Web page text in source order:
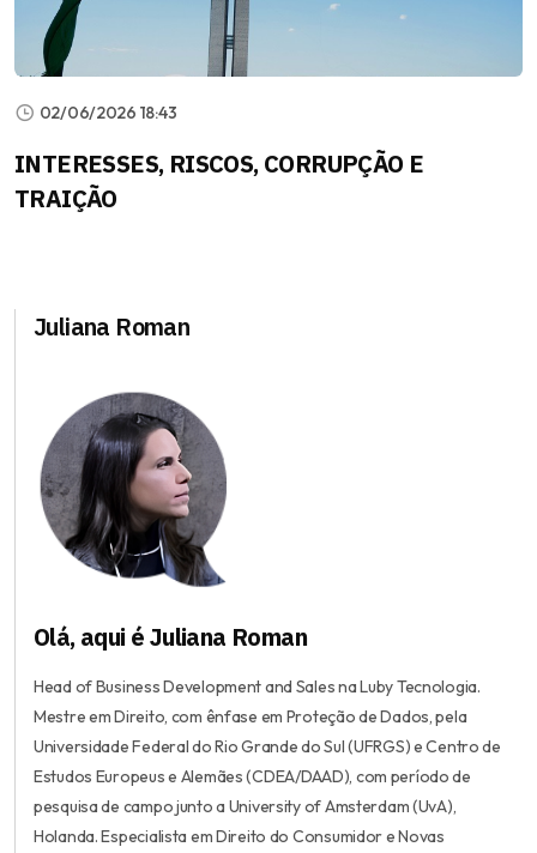
02/06/2026 18:43
INTERESSES, RISCOS, CORRUPÇÃO E
TRAIÇÃO
Juliana Roman
Olá, aqui é Juliana Roman
Head of Business Development and Sales na Luby Tecnologia.
Mestre em Direito, com ênfase em Proteção de Dados, pela
Universidade Federal do Rio Grande do Sul (UFRGS) e Centro de
Estudos Europeus e Alemães (CDEA/DAAD), com período de
pesquisa de campo junto a University of Amsterdam (UvA),
Holanda. Especialista em Direito do Consumidor e Novas